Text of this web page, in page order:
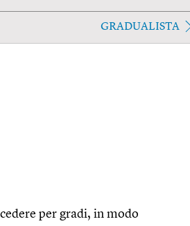
GRADUALISTA
per gradi, in modo